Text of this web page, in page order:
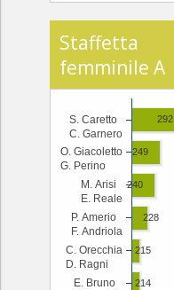
Staffetta
femminile A
E. Bruno
C. Orecchia
D. Ragni
P. Amerio
F. Andriola
M. Arisi
E. Reale
O. Giacoletto
G. Perino
S. Caretto
C. Garnero
214
215
228
240
249
292